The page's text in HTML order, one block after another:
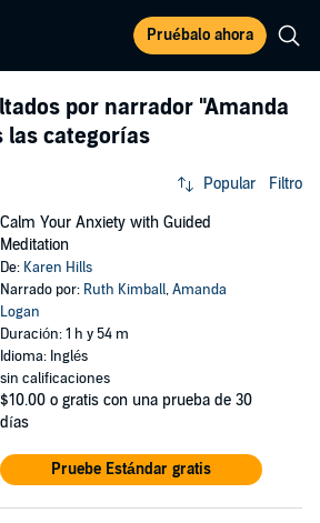
Pruébalo ahora
por narrador "Amanda
las categorías
Popular Filtro
Calm Your Anxiety with Guided
Meditation
De: Karen Hills
Narrado por: Ruth Kimball,Amanda
Logan
Duración: 1 h y 54 m
Idioma: Inglés
sin calificaciones
$10.00 o gratis con una prueba de 30
días
Pruebe Estándar gratis